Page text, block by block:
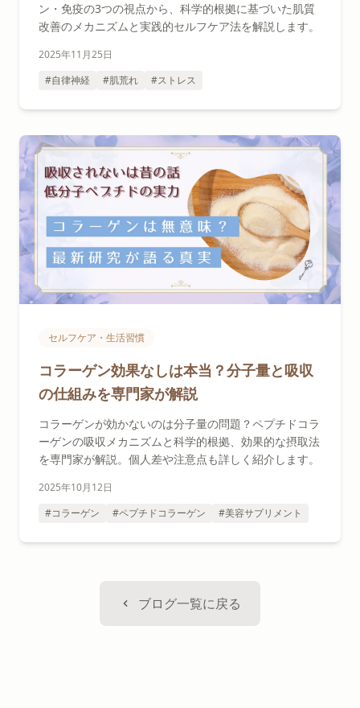
ン・免疫の3つの視点から、科学的根拠に基づいた肌質
改善のメカニズムと実践的セルフケア法を解説します。
2025年11月25日
#自律神経
#肌荒れ #ストレス
セルフケア・生活習慣
コラーゲン効果なしは本当？分子量と吸収
の仕組みを専門家が解説
コラーゲンが効かないのは分子量の問題？ペプチドコラ
ーゲンの吸収メカニズムと科学的根拠、効果的な摂取法
を専門家が解説。個人差や注意点も詳しく紹介します。
2025年10月12日
#コラーゲン
#ペプチドコラーゲン #美容サプリメント
ブログ一覧に戻る